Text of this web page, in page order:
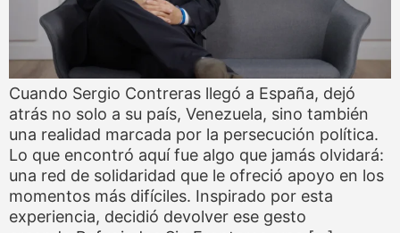
Cuando Sergio Contreras llegó a España, dejó
atrás no solo a su país, Venezuela, sino también
una realidad marcada por la persecución política.
Lo que encontró aquí fue algo que jamás olvidará:
una red de solidaridad que le ofreció apoyo en los
momentos más difíciles. Inspirado por esta
experiencia, decidió devolver ese gesto